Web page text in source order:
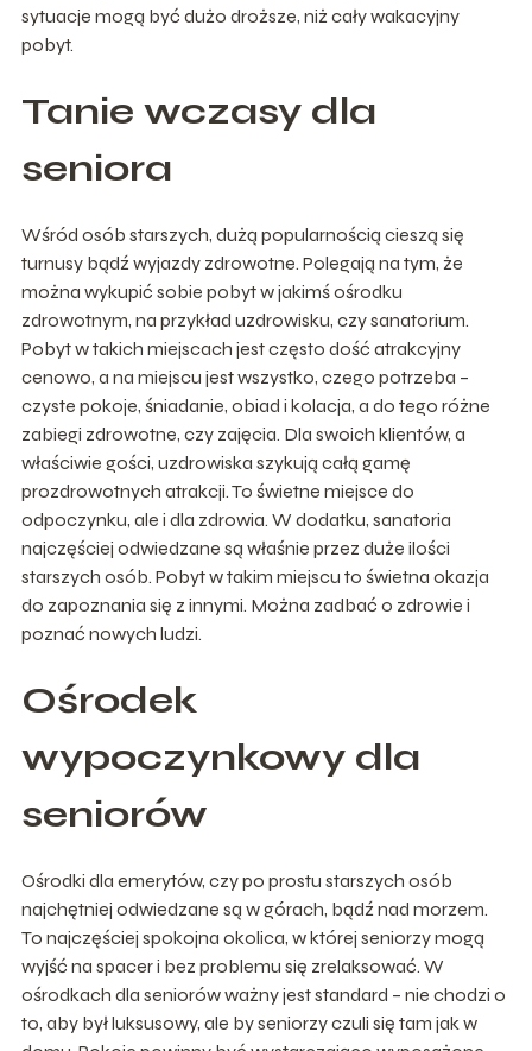
sytuacje mogą być dużo droższe, niż cały wakacyjny
pobyt.
Tanie wczasy dla
seniora
Wśród osób starszych, dużą popularnością cieszą się
turnusy bądź wyjazdy zdrowotne. Polegają na tym, że
można wykupić sobie pobyt w jakimś ośrodku
zdrowotnym, na przykład uzdrowisku, czy sanatorium.
Pobyt w takich miejscach jest często dość atrakcyjny
cenowo, a na miejscu jest wszystko, czego potrzeba –
czyste pokoje, śniadanie, obiad i kolacja, a do tego różne
zabiegi zdrowotne, czy zajęcia. Dla swoich klientów, a
właściwie gości, uzdrowiska szykują całą gamę
prozdrowotnych atrakcji. To świetne miejsce do
odpoczynku, ale i dla zdrowia. W dodatku, sanatoria
najczęściej odwiedzane są właśnie przez duże ilości
starszych osób. Pobyt w takim miejscu to świetna okazja
do zapoznania się z innymi. Można zadbać o zdrowie i
poznać nowych ludzi.
Ośrodek
wypoczynkowy dla
seniorów
Ośrodki dla emerytów, czy po prostu starszych osób
najchętniej odwiedzane są w górach, bądź nad morzem.
To najczęściej spokojna okolica, w której seniorzy mogą
wyjść na spacer i bez problemu się zrelaksować. W
ośrodkach dla seniorów ważny jest standard – nie chodzi o
to, aby był luksusowy, ale by seniorzy czuli się tam jak w